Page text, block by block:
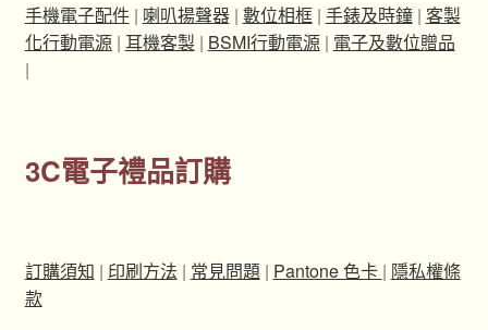
手機電子配件| 喇叭揚聲器| 數位相框| 手錶及時鐘| 客製
化行動電源| 耳機客製| BSMI行動電源| 電子及數位贈品
|
3C電子禮品訂購
訂購須知 | 印刷方法 | 常見問題| Pantone 色卡 | 隱私權條
款